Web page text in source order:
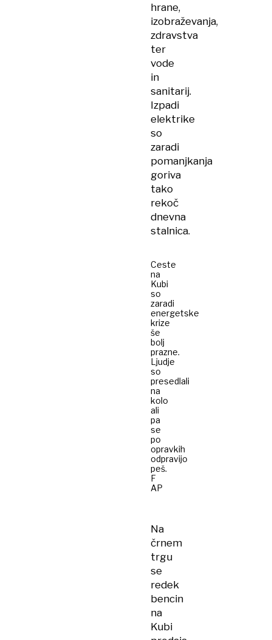
hrane,
izobraževanja,
zdravstva
ter
vode
in
sanitarij.
Izpadi
elektrike
so
zaradi
pomanjkanja
goriva
tako
rekoč
dnevna
stalnica.
Ceste
na
Kubi
so
zaradi
energetske
krize
še
bolj
prazne.
Ljudje
so
presedlali
na
kolo
ali
pa
se
po
opravkih
odpravijo
peš.
F
AP
Na
črnem
trgu
se
redek
bencin
na
Kubi